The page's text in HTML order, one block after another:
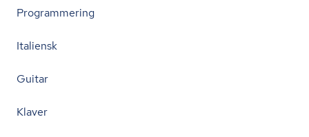
Programmering
Italiensk
Guitar
Klaver